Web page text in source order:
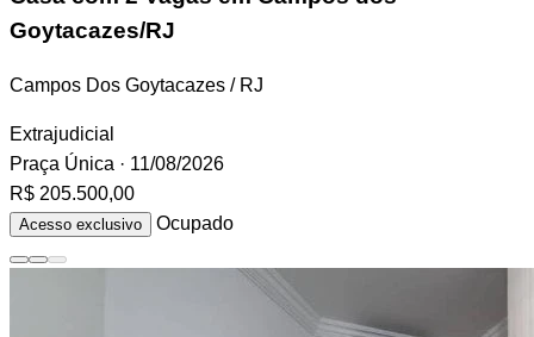
Goytacazes/RJ
Campos Dos Goytacazes / RJ
Extrajudicial
Praça Única · 11/08/2026
R$ 205.500,00
Acesso exclusivo Ocupado